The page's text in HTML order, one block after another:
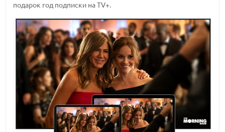
подарок год подписки на TV+.